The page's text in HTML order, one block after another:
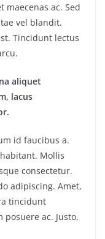
ac. Sed
vel blandit.
Tincidunt lectus
aliquet
lacus
id faucibus a.
Mollis
consectetur.
adipiscing. Amet,
tincidunt
ac. Justo,